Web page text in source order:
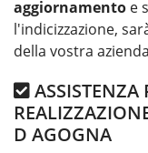
aggiornamento e
l'indicizzazione,
della vostra
ASSISTENZA
D AGOGNA